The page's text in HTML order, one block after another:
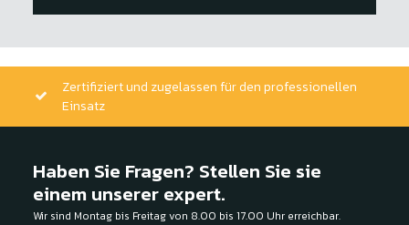
Zertifiziert und zugelassen für den professionellen
Einsatz
Haben Sie Fragen? Stellen Sie sie
einem unserer expert.
Wir sind Montag bis Freitag von 8.00 bis 17.00 Uhr erreichbar.